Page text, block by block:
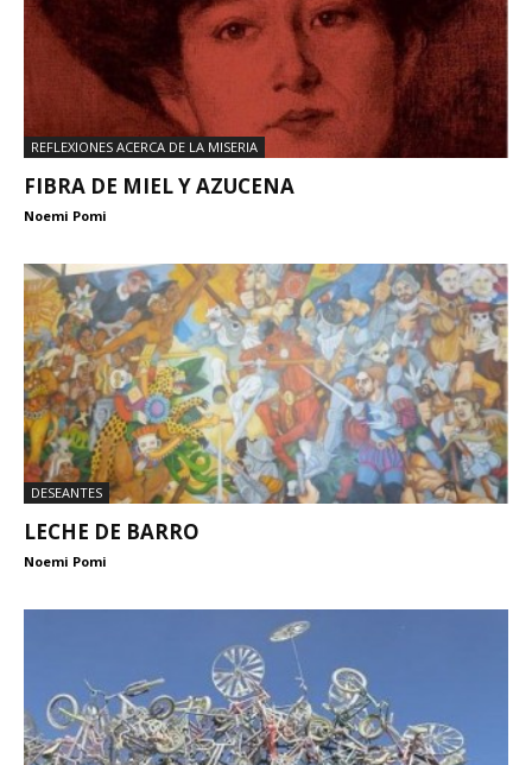
REFLEXIONES ACERCA DE LA MISERIA
FIBRA DE MIEL Y AZUCENA
Noemi Pomi
DESEANTES
LECHE DE BARRO
Noemi Pomi